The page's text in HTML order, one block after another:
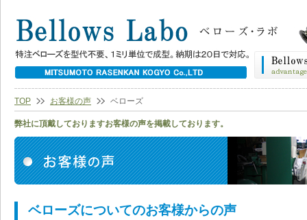
TOP お客様の声 ベローズ
弊社に頂戴しておりますお客様の声を掲載しております。
ベローズについてのお客様からの声